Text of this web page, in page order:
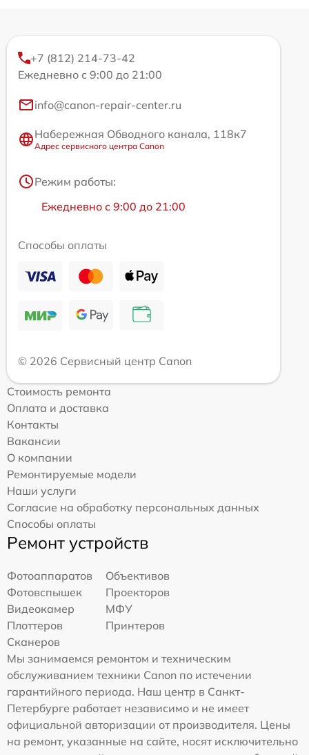
+7 (812) 214-73-42
Ежедневно с 9:00 до 21:00
info@canon-repair-center.ru
Набережная Обводного канала, 118к7
Адрес сервисного центра Canon
Режим работы:
Ежедневно с 9:00 до 21:00
Способы оплаты
© 2026 Сервисный центр Canon
Стоимость ремонта
Оплата и доставка
Контакты
Вакансии
О компании
Ремонтируемые модели
Наши услуги
Согласие на обработку персональных данных
Способы оплаты
Ремонт устройств
Фотоаппаратов
Объективов
Фотовспышек
Проекторов
Видеокамер
МФУ
Плоттеров
Принтеров
Сканеров
Мы занимаемся ремонтом и техническим
обслуживанием техники Canon по истечении
гарантийного периода. Наш центр в Санкт-
Петербурге работает независимо и не имеет
официальной авторизации от производителя. Цены
на ремонт, указанные на сайте, носят исключительно